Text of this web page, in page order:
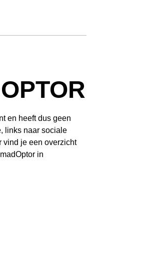
en heeft dus geen
links naar sociale
vind je een overzicht
in